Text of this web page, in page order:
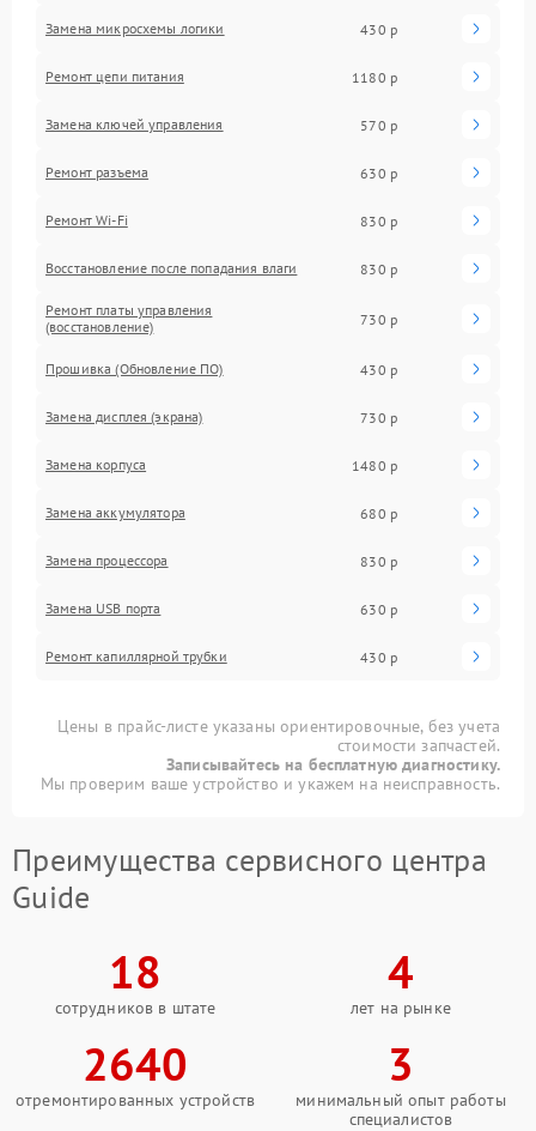
Замена микросхемы логики 430 р
Ремонт цепи питания 1180 р
Замена ключей управления 570 р
Ремонт разъема 630 р
Ремонт Wi-Fi 830 р
Восстановление после попадания влаги 830 р
Ремонт платы управления
(восстановление)
730 р
Прошивка (Обновление ПО) 430 р
Замена дисплея (экрана) 730 р
Замена корпуса 1480 р
Замена аккумулятора 680 р
Замена процессора 830 р
Замена USB порта 630 р
Ремонт капиллярной трубки 430 р
Цены в прайс-листе указаны ориентировочные, без учета
стоимости запчастей.
Записывайтесь на бесплатную диагностику.
Мы проверим ваше устройство и укажем на неисправность.
Преимущества сервисного центра
Guide
18
сотрудников в штате
4
лет на рынке
2640
отремонтированных устройств
3
минимальный опыт работы
специалистов